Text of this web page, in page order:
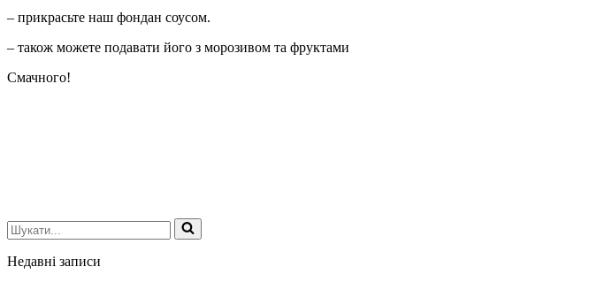
– прикрасьте наш фондан соусом.
– також можете подавати його з морозивом та фруктами
Смачного!
Шукати...
Недавні записи